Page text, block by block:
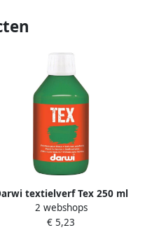
textielverf Tex 250 ml
donkergroen
2 webshops
€ 5,23